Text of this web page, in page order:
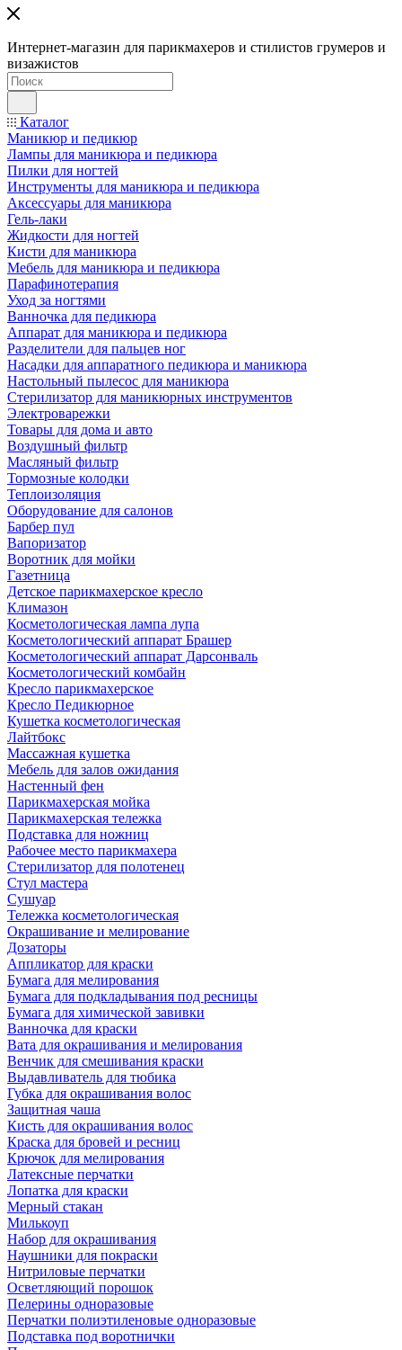
Интернет-магазин для парикмахеров и стилистов грумеров и
визажистов
Каталог
Маникюр и педикюр
Лампы для маникюра и педикюра
Пилки для ногтей
Инструменты для маникюра и педикюра
Аксессуары для маникюра
Гель-лаки
Жидкости для ногтей
Кисти для маникюра
Мебель для маникюра и педикюра
Парафинотерапия
Уход за ногтями
Ванночка для педикюра
Аппарат для маникюра и педикюра
Разделители для пальцев ног
Насадки для аппаратного педикюра и маникюра
Настольный пылесос для маникюра
Стерилизатор для маникюрных инструментов
Электроварежки
Товары для дома и авто
Воздушный фильтр
Масляный фильтр
Тормозные колодки
Теплоизоляция
Оборудование для салонов
Барбер пул
Вапоризатор
Воротник для мойки
Газетница
Детское парикмахерское кресло
Климазон
Косметологическая лампа лупа
Косметологический аппарат Брашер
Косметологический аппарат Дарсонваль
Косметологический комбайн
Кресло парикмахерское
Кресло Педикюрное
Кушетка косметологическая
Лайтбокс
Массажная кушетка
Мебель для залов ожидания
Настенный фен
Парикмахерская мойка
Парикмахерская тележка
Подставка для ножниц
Рабочее место парикмахера
Стерилизатор для полотенец
Стул мастера
Сушуар
Тележка косметологическая
Окрашивание и мелирование
Дозаторы
Аппликатор для краски
Бумага для мелирования
Бумага для подкладывания под ресницы
Бумага для химической завивки
Ванночка для краски
Вата для окрашивания и мелирования
Венчик для смешивания краски
Выдавливатель для тюбика
Губка для окрашивания волос
Защитная чаша
Кисть для окрашивания волос
Краска для бровей и ресниц
Крючок для мелирования
Латексные перчатки
Лопатка для краски
Мерный стакан
Милькоуп
Набор для окрашивания
Наушники для покраски
Нитриловые перчатки
Осветляющий порошок
Пелерины одноразовые
Перчатки полиэтиленовые одноразовые
Подставка под воротнички